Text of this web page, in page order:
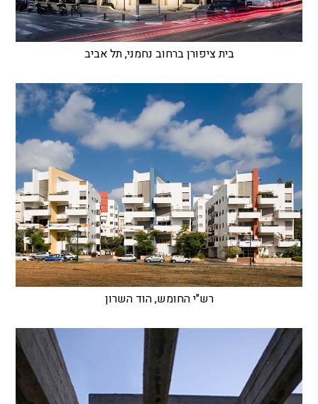
בית ציפורן ברחוב נחמני, תל אביב
רש"י החומש, הוד השרון